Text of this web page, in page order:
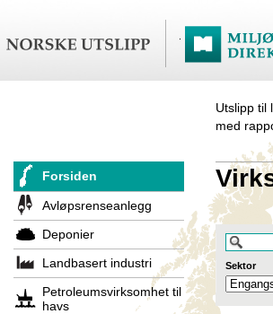
Utslipp til
med
Forsiden
Avløpsrenseanlegg
Deponier
Landbasert industri
Petroleumsvirksomhet til
havs
Sektor